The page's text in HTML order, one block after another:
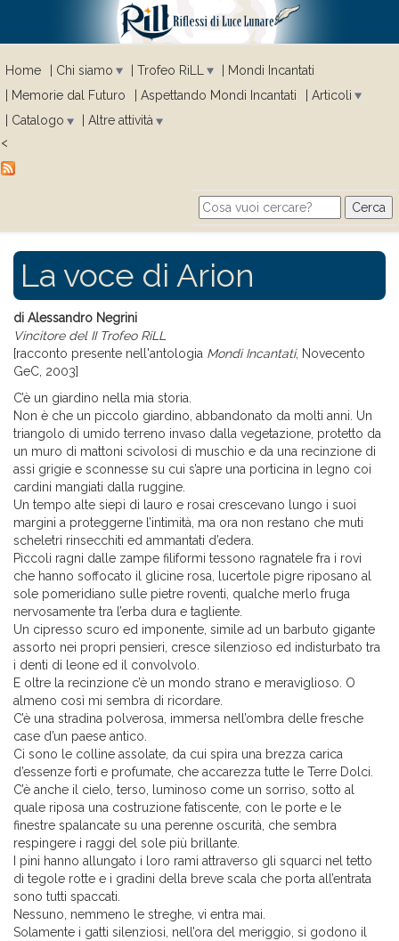
Home Chi siamo Trofeo RiLL
Mondi Incantati
Memorie dal Futuro
Aspettando Mondi Incantati
Articoli
Catalogo
Altre attività
<
Search form
Cerca
La voce di Arion
di Alessandro Negrini
Vincitore del II Trofeo RiLL
[racconto presente nell'antologia Mondi Incantati, Novecento
GeC, 2003]
C’è un giardino nella mia storia.
Non è che un piccolo giardino, abbandonato da molti anni. Un
triangolo di umido terreno invaso dalla vegetazione, protetto da
un muro di mattoni scivolosi di muschio e da una recinzione di
assi grigie e sconnesse su cui s’apre una porticina in legno coi
cardini mangiati dalla ruggine.
Un tempo alte siepi di lauro e rosai crescevano lungo i suoi
margini a proteggerne l’intimità, ma ora non restano che muti
scheletri rinsecchiti ed ammantati d’edera.
Piccoli ragni dalle zampe filiformi tessono ragnatele fra i rovi
che hanno soffocato il glicine rosa, lucertole pigre riposano al
sole pomeridiano sulle pietre roventi, qualche merlo fruga
nervosamente tra l’erba dura e tagliente.
Un cipresso scuro ed imponente, simile ad un barbuto gigante
assorto nei propri pensieri, cresce silenzioso ed indisturbato tra
i denti di leone ed il convolvolo.
E oltre la recinzione c’è un mondo strano e meraviglioso. O
almeno così mi sembra di ricordare.
C’è una stradina polverosa, immersa nell’ombra delle fresche
case d’un paese antico.
Ci sono le colline assolate, da cui spira una brezza carica
d’essenze forti e profumate, che accarezza tutte le Terre Dolci.
C’è anche il cielo, terso, luminoso come un sorriso, sotto al
quale riposa una costruzione fatiscente, con le porte e le
finestre spalancate su una perenne oscurità, che sembra
respingere i raggi del sole più brillante.
I pini hanno allungato i loro rami attraverso gli squarci nel tetto
di tegole rotte e i gradini della breve scala che porta all’entrata
sono tutti spaccati.
Nessuno, nemmeno le streghe, vi entra mai.
Solamente i gatti silenziosi, nell’ora del meriggio, si godono il